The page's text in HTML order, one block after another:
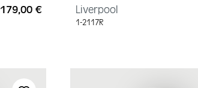
Regulärer Preis:
179,00 € Liverpool
1-2117R